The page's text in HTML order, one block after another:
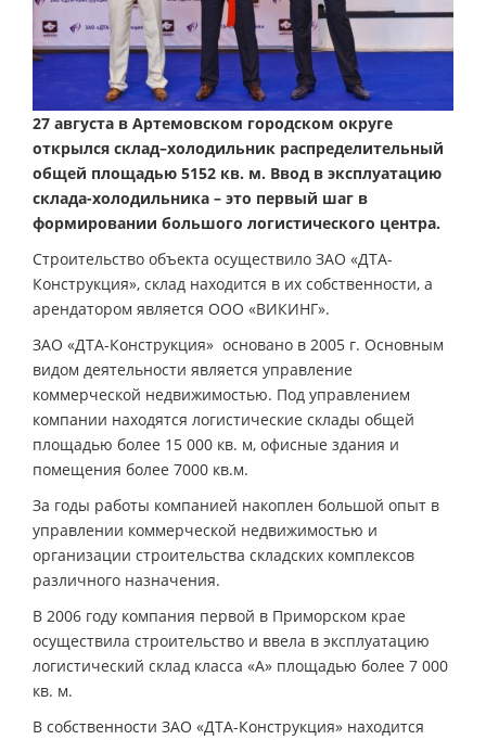
27 августа в Артемовском городском округе
открылся склад–холодильник распределительный
общей площадью 5152 кв. м. Ввод в эксплуатацию
склада-холодильника – это первый шаг в
формировании большого логистического центра.
Строительство объекта осуществило ЗАО «ДТА-
Конструкция», склад находится в их собственности, а
арендатором является ООО «ВИКИНГ».
ЗАО «ДТА-Конструкция» основано в 2005 г. Основным
видом деятельности является управление
коммерческой недвижимостью. Под управлением
компании находятся логистические склады общей
площадью более 15 000 кв. м, офисные здания и
помещения более 7000 кв.м.
За годы работы компанией накоплен большой опыт в
управлении коммерческой недвижимостью и
организации строительства складских комплексов
различного назначения.
В 2006 году компания первой в Приморском крае
осуществила строительство и ввела в эксплуатацию
логистический склад класса «А» площадью более 7 000
кв. м.
В собственности ЗАО «ДТА-Конструкция» находится